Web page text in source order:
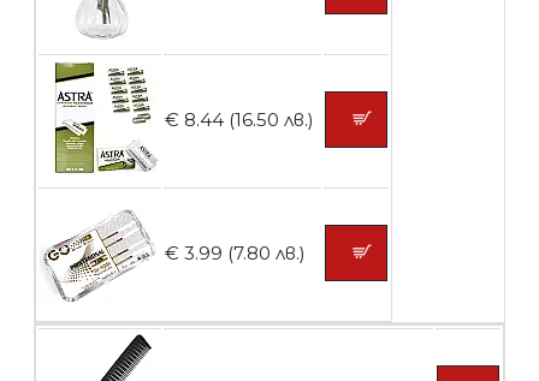
Контейнери за сваляне на гел лак 5
броя
€ 8.44 (16.50 лв.)
€ 3.99 (7.80 лв.)